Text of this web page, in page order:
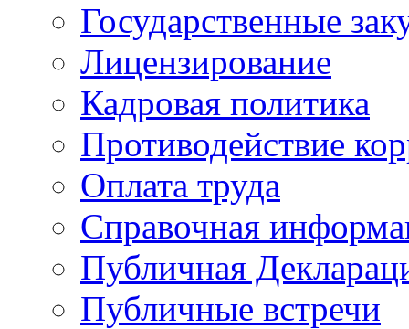
Государственные
Лицензирование
Кадровая политика
Противодействие
Оплата труда
Справочная
Публичная
Публичные встречи